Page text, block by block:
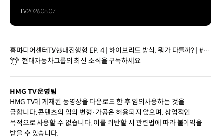
TV2026.08.07
홈미디어센터TV현대진행형 EP. 4 | 하이브리드 방식, 뭐가 다를까? | #S
horts
현대자동차그룹의 최신 소식을 구독하세요
HMG TV 운영팀
HMG TV에 게재된 동영상을 다운로드 한 후 임의사용하는 것을
금합니다. 콘텐츠의 임의 변형·가공은 허용되지 않으며, 상업적인
목적으로 사용할 수 없습니다. 이를 위반할 시 관련법에 따라 불이익을
받을 수 있습니다.